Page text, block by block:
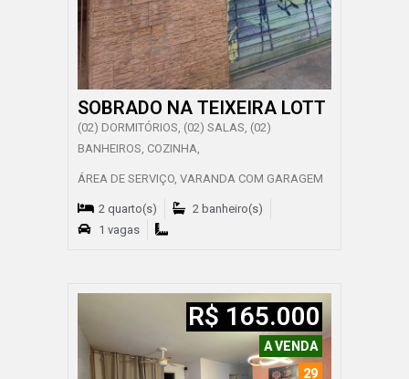
SOBRADO NA TEIXEIRA LOTT
(02) DORMITÓRIOS, (02) SALAS, (02)
BANHEIROS, COZINHA,
ÁREA DE SERVIÇO, VARANDA COM GARAGEM
2 quarto(s)
2 banheiro(s)
1 vagas
A VENDA
29
R$ 165.000